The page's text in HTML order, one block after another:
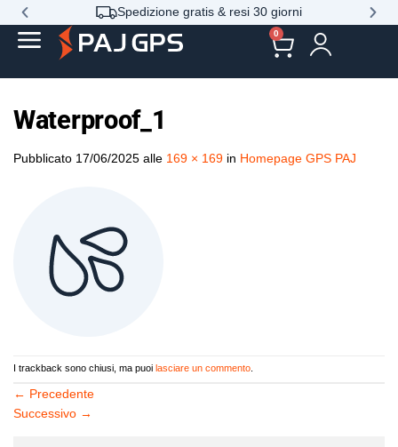
Spedizione gratis & resi 30 giorni
0
Waterproof_1
Pubblicato 17/06/2025 alle169 × 169in Homepage GPS PAJ
I trackback sono chiusi, ma puoilasciare un commento
← Precedente
Successivo →